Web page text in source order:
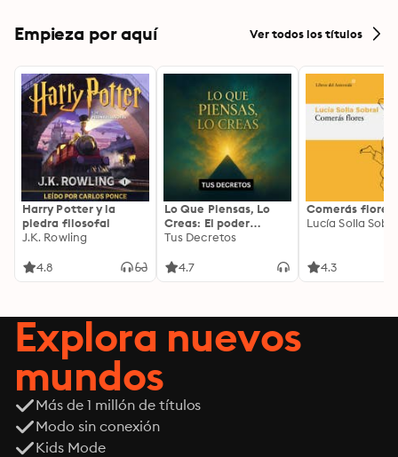
Empieza por aquí Ver todos los títulos
Harry Potter y la
piedra filosofal
J.K. Rowling
4.8
Lo Que Piensas, Lo
Creas: El poder
invisible de tus
tu energía para
Tus Decretos
4.7
Comerás flores
Lucía Solla
4.3
Explora nuevos
mundos
Más de 1 millón de títulos
Modo sin conexión
Kids Mode